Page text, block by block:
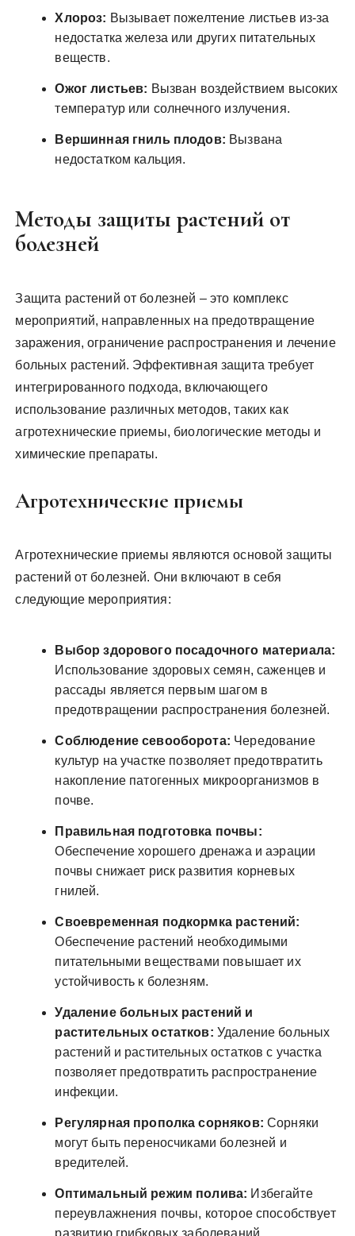
Хлороз: Вызывает пожелтение листьев из-за
недостатка железа или других питательных
веществ.
Ожог листьев: Вызван воздействием высоких
температур или солнечного излучения.
Вершинная гниль плодов: Вызвана
недостатком кальция.
Методы защиты растений от
болезней
Защита растений от болезней – это комплекс
мероприятий, направленных на предотвращение
заражения, ограничение распространения и лечение
больных растений. Эффективная защита требует
интегрированного подхода, включающего
использование различных методов, таких как
агротехнические приемы, биологические методы и
химические препараты.
Агротехнические приемы
Агротехнические приемы являются основой защиты
растений от болезней. Они включают в себя
следующие мероприятия:
Выбор здорового посадочного материала:
Использование здоровых семян, саженцев и
рассады является первым шагом в
предотвращении распространения болезней.
Соблюдение севооборота: Чередование
культур на участке позволяет предотвратить
накопление патогенных микроорганизмов в
почве.
Правильная подготовка почвы:
Обеспечение хорошего дренажа и аэрации
почвы снижает риск развития корневых
гнилей.
Своевременная подкормка растений:
Обеспечение растений необходимыми
питательными веществами повышает их
устойчивость к болезням.
Удаление больных растений и
растительных остатков: Удаление больных
растений и растительных остатков с участка
позволяет предотвратить распространение
инфекции.
Регулярная прополка сорняков: Сорняки
могут быть переносчиками болезней и
вредителей.
Оптимальный режим полива: Избегайте
переувлажнения почвы, которое способствует
развитию грибковых заболеваний.